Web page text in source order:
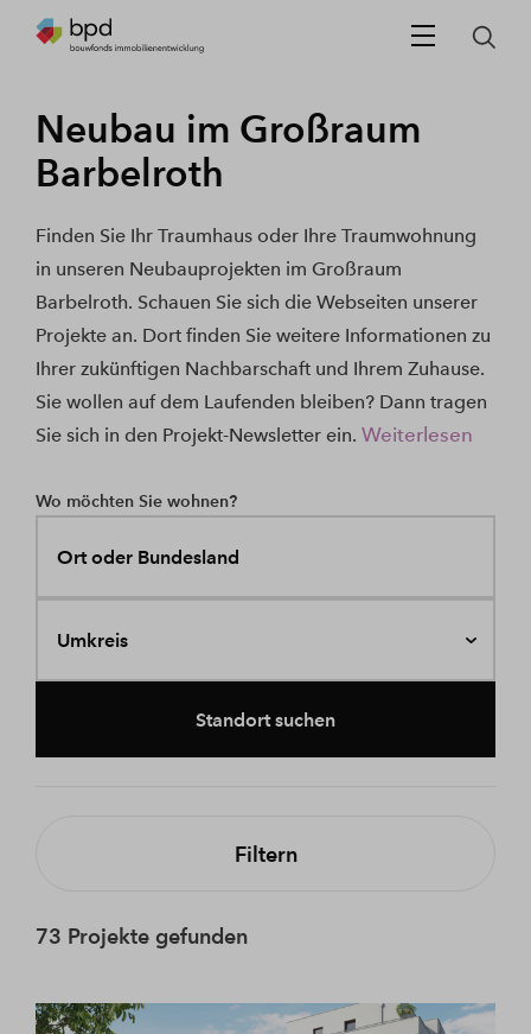
Neubau im Großraum
Barbelroth
Finden Sie Ihr Traumhaus oder Ihre Traumwohnung
in unseren Neubauprojekten im Großraum
Barbelroth. Schauen Sie sich die Webseiten unserer
Projekte an. Dort finden Sie weitere Informationen zu
Ihrer zukünftigen Nachbarschaft und Ihrem Zuhause.
Sie wollen auf dem Laufenden bleiben? Dann tragen
Sie sich in den Projekt-Newsletter ein. Weiterlesen
Wo möchten Sie wohnen?
Ort oder Bundesland
Umkreis
Standort suchen
Filtern
73 Projekte gefunden